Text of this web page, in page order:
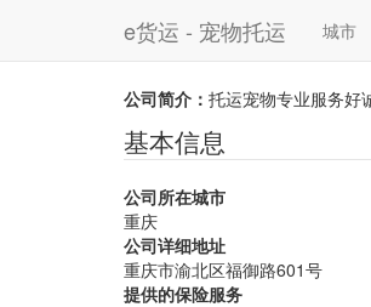
e货运 - 宠物托运 城市
公司简介： 托运宠物专业服务好
基本信息
公司所在城市
重庆
公司详细地址
重庆市渝北区福御路601号
提供的保险服务